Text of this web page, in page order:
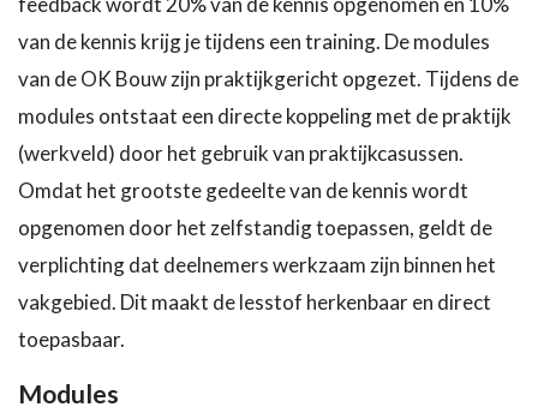
van de kennis krijg je tijdens een training. De modules
van de OK Bouw zijn praktijkgericht opgezet. Tijdens de
modules ontstaat een directe koppeling met de praktijk
(werkveld) door het gebruik van praktijkcasussen.
Omdat het grootste gedeelte van de kennis wordt
opgenomen door het zelfstandig toepassen, geldt de
verplichting dat deelnemers werkzaam zijn binnen het
vakgebied. Dit maakt de lesstof herkenbaar en direct
toepasbaar.
Modules